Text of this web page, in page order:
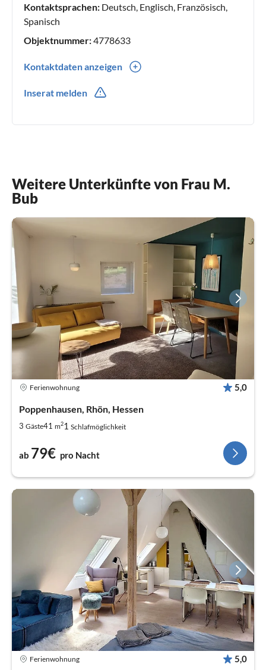
Kontaktsprachen: Deutsch, Englisch, Französisch,
Spanisch
Objektnummer:4778633
Kontaktdaten anzeigen
Inserat melden
Weitere Unterkünfte von Frau M.
Bub
Ferienwohnung 5,0
Poppenhausen, Rhön, Hessen
3 Gäste41 m21 Schlafmöglichkeit
ab 79€ pro Nacht
Ferienwohnung 5,0